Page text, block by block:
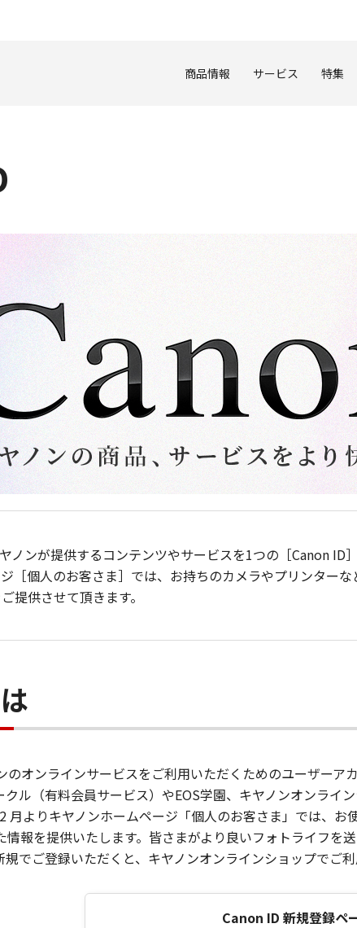
商品情報 サービス 特集
ノンが提供するコンテンツやサービスを1つの［Canon ID
［個人のお客さま］では、お持ちのカメラやプリンター
提供させて頂きます。
のオンラインサービスをご利用いただくためのユーザー
クル（有料会員サービス）やEOS学園、キヤノンオンラ
月よりキヤノンホームページ「個人のお客さま」では、
情報を提供いたします。皆さまがより良いフォトライフを
でご登録いただくと、キヤノンオンラインショップでご
Canon ID 新規登録ペ